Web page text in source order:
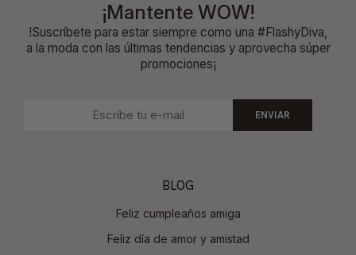
¡Mantente WOW!
!Suscríbete para estar siempre como una #FlashyDiva,
a la moda con las últimas tendencias y aprovecha súper
promociones¡
ENVIAR
BLOG
Feliz cumpleaños amiga
Feliz día de amor y amistad